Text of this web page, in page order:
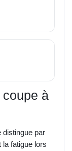
coupe à
distingue par
la fatigue lors